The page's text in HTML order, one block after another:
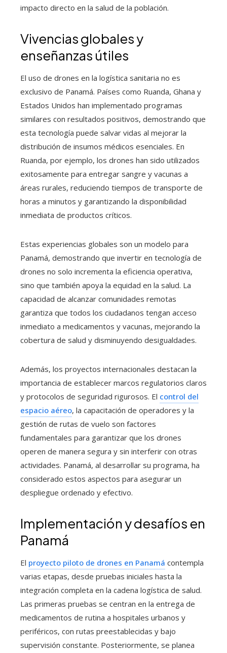
impacto directo en la salud de la población.
Vivencias globales y
enseñanzas útiles
El uso de drones en la logística sanitaria no es
exclusivo de Panamá. Países como Ruanda, Ghana y
Estados Unidos han implementado programas
similares con resultados positivos, demostrando que
esta tecnología puede salvar vidas al mejorar la
distribución de insumos médicos esenciales. En
Ruanda, por ejemplo, los drones han sido utilizados
exitosamente para entregar sangre y vacunas a
áreas rurales, reduciendo tiempos de transporte de
horas a minutos y garantizando la disponibilidad
inmediata de productos críticos.
Estas experiencias globales son un modelo para
Panamá, demostrando que invertir en tecnología de
drones no solo incrementa la eficiencia operativa,
sino que también apoya la equidad en la salud. La
capacidad de alcanzar comunidades remotas
garantiza que todos los ciudadanos tengan acceso
inmediato a medicamentos y vacunas, mejorando la
cobertura de salud y disminuyendo desigualdades.
Además, los proyectos internacionales destacan la
importancia de establecer marcos regulatorios claros
y protocolos de seguridad rigurosos. El control del
espacio aéreo, la capacitación de operadores y la
gestión de rutas de vuelo son factores
fundamentales para garantizar que los drones
operen de manera segura y sin interferir con otras
actividades. Panamá, al desarrollar su programa, ha
considerado estos aspectos para asegurar un
despliegue ordenado y efectivo.
Implementación y desafíos en
Panamá
El proyecto piloto de drones en Panamá contempla
varias etapas, desde pruebas iniciales hasta la
integración completa en la cadena logística de salud.
Las primeras pruebas se centran en la entrega de
medicamentos de rutina a hospitales urbanos y
periféricos, con rutas preestablecidas y bajo
supervisión constante. Posteriormente, se planea